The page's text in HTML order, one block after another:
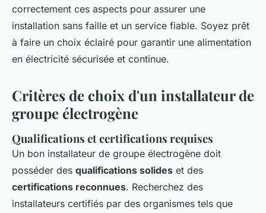
correctement ces aspects pour assurer une
installation sans faille et un service fiable. Soyez prêt
à faire un choix éclairé pour garantir une alimentation
en électricité sécurisée et continue.
Critères de choix d'un installateur de
groupe électrogène
Qualifications et certifications requises
Un bon installateur de groupe électrogène doit
posséder des qualifications solides et des
certifications reconnues. Recherchez des
installateurs certifiés par des organismes tels que